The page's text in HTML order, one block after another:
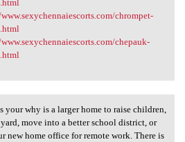
chrompet-
chepauk-
your why is a larger
your why is a larger home to raise children,
move into a better school district, or
new home office for remote work. There is